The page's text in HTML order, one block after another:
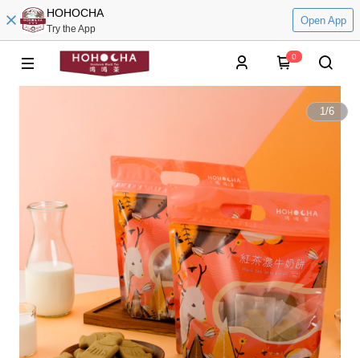
HOHOCHA
Try the App
Open App
0
1/6